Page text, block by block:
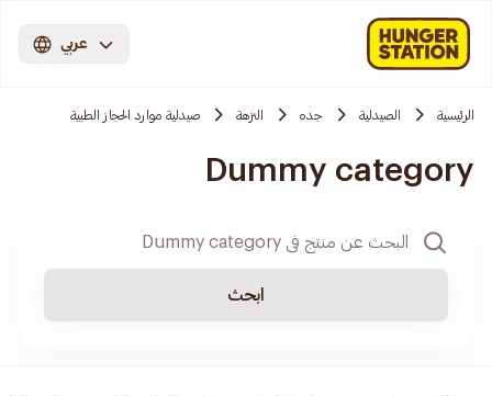
عربي
الرئيسية الصيدلية جده النزهة صيدلية موارد الحجاز الطبية
Dummy category
ابحث